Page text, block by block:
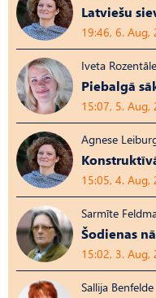
Latviešu
19:46, 6. Aug,
Iveta Rozentāle
Piebalgā
15:07, 5. Aug,
Agnese
15:05, 4. Aug,
Sarmīte
Šodienas
15:02, 3. Aug,
Sallija Benfelde